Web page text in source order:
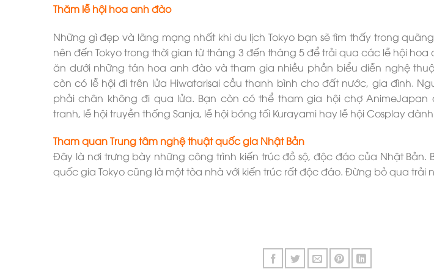
Thăm lễ hội hoa anh đào
Những gì đẹp và lãng mạng nhất khi du lịch Tokyo bạn sẽ tìm thấy trong
nên đến Tokyo trong thời gian từ tháng 3 đến tháng 5 để trải qua các lễ hội
ăn dưới những tán hoa anh đào và tham gia nhiều phần biểu diễn nghệ
còn có lễ hội đi trên lửa Hiwatarisai cầu thanh bình cho đất nước, gia đình.
phải chân không đi qua lửa. Bạn còn có thể tham gia hội chợ
tranh, lễ hội truyền thống Sanja, lễ hội bóng tối Kurayami hay lễ hội Cosplay
Tham quan Trung tâm nghệ thuật quốc gia Nhật Bản
Đây là nơi trưng bày những công trình kiến trúc đồ sộ, độc đáo của Nhật Bản.
quốc gia Tokyo cũng là một tòa nhà với kiến trúc rất độc đáo. Đừng bỏ qua trải